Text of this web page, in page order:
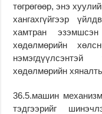
төгрөгөөр, энэ
хангахгүйгээр
хамтран
хөдөлмөрийн
хөдөлмөрийн
36.5.машин
тэдгээрийг